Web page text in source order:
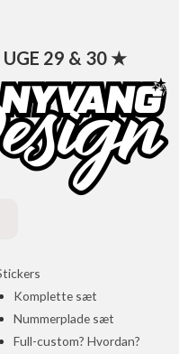
29 & 30 ★
Komplette sæt
Nummerplade sæt
Full-custom? Hvordan?